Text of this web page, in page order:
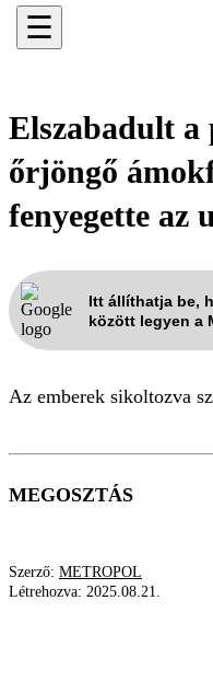
☰
Elszabadult a
őrjöngő
fenyegette az
Itt állíthatja be,
között legyen a
Az emberek sikoltozva
MEGOSZTÁS
Szerző: METROPOL
Létrehozva: 2025.08.21.